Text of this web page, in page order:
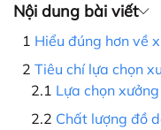
Nội dung bài viết
Hiểu đúng hơn về
Tiêu chí lựa chọn
Lựa chọn
Chất lượng đồ